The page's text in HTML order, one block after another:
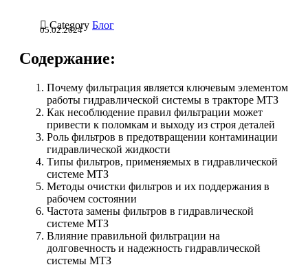
 Category Блог
05.02.2024
Содержание:
Почему фильтрация является ключевым элементом
работы гидравлической системы в тракторе МТЗ
Как несоблюдение правил фильтрации может
привести к поломкам и выходу из строя деталей
Роль фильтров в предотвращении контаминации
гидравлической жидкости
Типы фильтров, применяемых в гидравлической
системе МТЗ
Методы очистки фильтров и их поддержания в
рабочем состоянии
Частота замены фильтров в гидравлической
системе МТЗ
Влияние правильной фильтрации на
долговечность и надежность гидравлической
системы МТЗ